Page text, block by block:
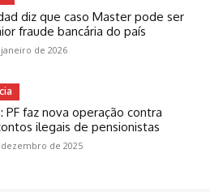
diz que caso Master pode ser
fraude bancária do país
de 2026
PF faz nova operação contra
ilegais de pensionistas
dezembro de 2025